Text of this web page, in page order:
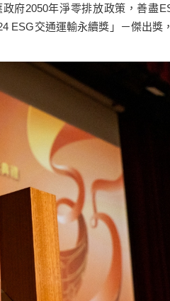
府2050年淨零排放政策，善盡
ESG交通運輸永續獎」－傑出獎